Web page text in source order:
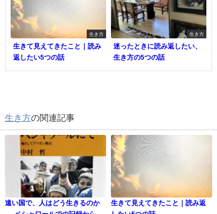
生き方
生きて見えてきたこと｜読み
返したい5つの話
生き方
迷ったときに読み返したい、
生き方の5つの話
生き方の関連記事
遠い国で、人はどう生きるのか
生きて見えてきたこと｜読み返